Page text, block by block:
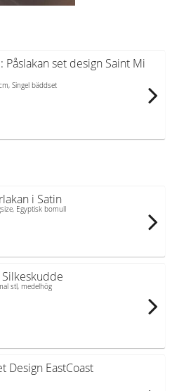
Påslakan set design Saint Mi
Singel bäddset
i Satin
Egyptisk bomull
stl, medelhög
Design EastCoast